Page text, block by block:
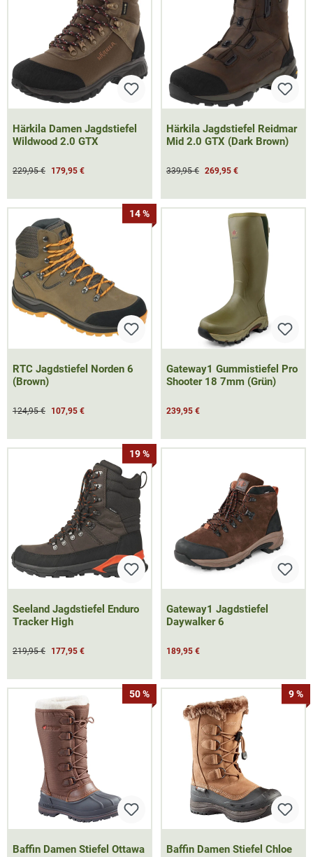
Härkila Damen Jagdstiefel
Wildwood 2.0 GTX
229,95 € 179,95 €
Härkila Jagdstiefel Reidmar
Mid 2.0 GTX (Dark Brown)
339,95 € 269,95 €
14 %
RTC Jagdstiefel Norden 6
(Brown)
124,95 € 107,95 €
Gateway1 Gummistiefel Pro
Shooter 18 7mm (Grün)
239,95 €
19 %
Seeland Jagdstiefel Enduro
Tracker High
219,95 € 177,95 €
Gateway1 Jagdstiefel
Daywalker 6
189,95 €
50 %
Baffin Damen Stiefel Ottawa
9 %
Baffin Damen Stiefel Chloe